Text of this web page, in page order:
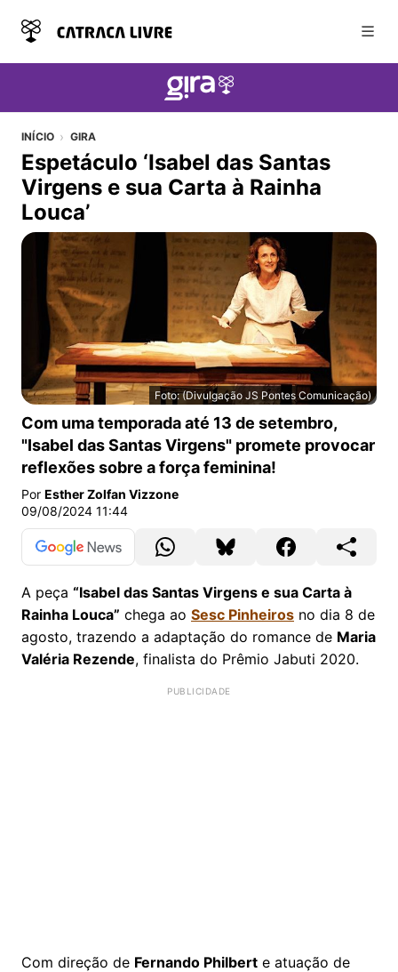
INÍCIO GIRA
Espetáculo ‘Isabel das Santas
Virgens e sua Carta à Rainha
Louca’
Foto: (Divulgação JS Pontes Comunicação)
Espetáculo ‘Isabel das Santas Virgens e sua Carta à
Com uma temporada até 13 de setembro,
"Isabel das Santas Virgens" promete provocar
reflexões sobre a força feminina!
Por Esther Zolfan Vizzone
09/08/2024 11:44
A peça “Isabel das Santas Virgens e sua Carta à
Rainha Louca” chega ao Sesc Pinheiros no dia 8 de
agosto, trazendo a adaptação do romance de Maria
Valéria Rezende, finalista do Prêmio Jabuti 2020.
Com direção de Fernando Philbert e atuação de